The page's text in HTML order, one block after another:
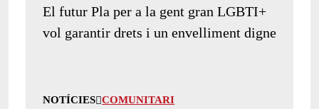
El futur Pla per a la gent gran LGBTI+
vol garantir drets i un envelliment digne
NOTÍCIES COMUNITARI